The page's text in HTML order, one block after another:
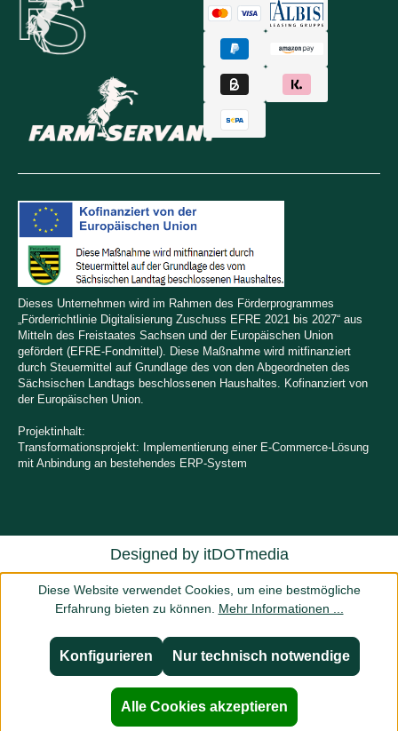
Dieses Unternehmen wird im Rahmen des Förderprogrammes
„Förderrichtlinie Digitalisierung Zuschuss EFRE 2021 bis 2027“ aus
Mitteln des Freistaates Sachsen und der Europäischen Union
gefördert (EFRE-Fondmittel). Diese Maßnahme wird mitfinanziert
durch Steuermittel auf Grundlage des von den Abgeordneten des
Sächsischen Landtags beschlossenen Haushaltes. Kofinanziert von
der Europäischen Union.
Projektinhalt:
Transformationsprojekt: Implementierung einer E-Commerce-Lösung
mit Anbindung an bestehendes ERP-System
Designed by itDOTmedia
Diese Website verwendet Cookies, um eine bestmögliche
Erfahrung bieten zu können. Mehr Informationen ...
Alle Cookies akzeptieren
Nur technisch notwendige
Konfigurieren